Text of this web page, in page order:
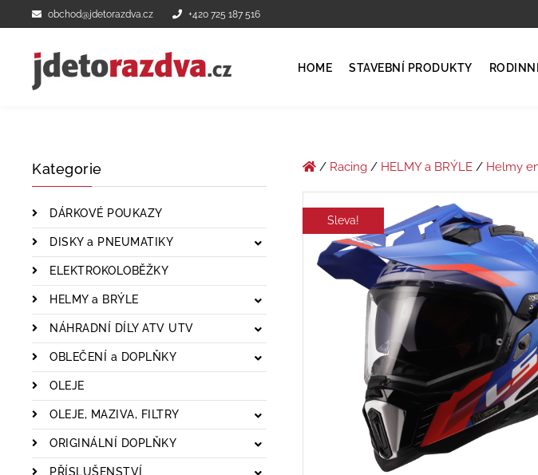
obchod@jdetorazdva.cz +420 725 187 516
HOME STAVEBNÍ PRODUKTY
Kategorie
DÁRKOVÉ POUKAZY
DISKY a PNEUMATIKY
ELEKTROKOLOBĚŽKY
HELMY a BRÝLE
NÁHRADNÍ DÍLY ATV UTV
OBLEČENÍ a DOPLŇKY
OLEJE
OLEJE, MAZIVA, FILTRY
ORIGINÁLNÍ DOPLŇKY
PŘÍSLUŠENSTVÍ
/ Racing/ HELMY a BRÝLE/ Helmy
Sleva!